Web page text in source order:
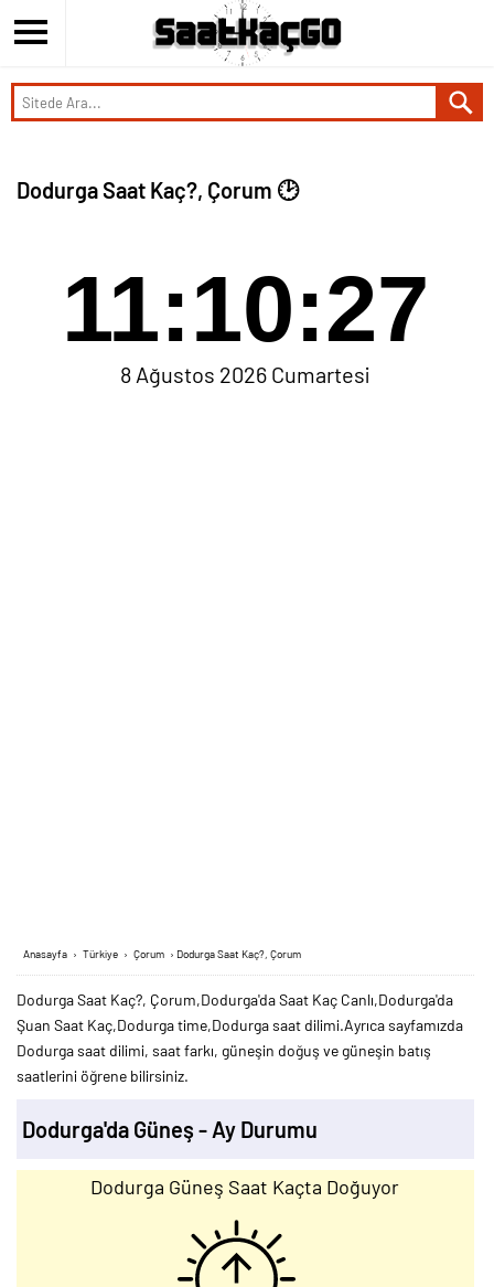
Dodurga Saat Kaç?, Çorum 🕑
11:10:27
8 Ağustos 2026 Cumartesi
Anasayfa › Türkiye › Çorum › Dodurga Saat Kaç?, Çorum
Dodurga Saat Kaç?, Çorum,Dodurga'da Saat Kaç Canlı,Dodurga'da
Şuan Saat Kaç,Dodurga time,Dodurga saat dilimi.Ayrıca sayfamızda
Dodurga saat dilimi, saat farkı, güneşin doğuş ve güneşin batış
saatlerini öğrene bilirsiniz.
Dodurga'da Güneş - Ay Durumu
Dodurga Güneş Saat Kaçta Doğuyor